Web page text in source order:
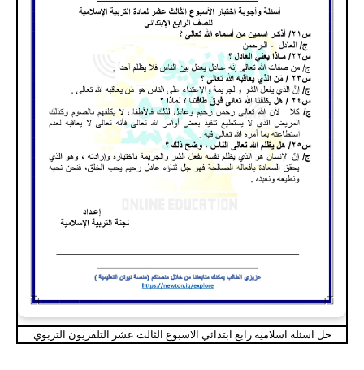
حل اسئلة اسلامية رابع ابتدائي الاسبوع الثالث عشر التلفزيون التربوي